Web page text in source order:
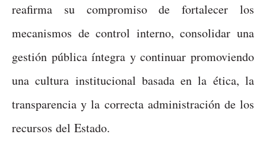
reafirma su compromiso de fortalecer los
mecanismos de control interno, consolidar una
gestión pública íntegra y continuar promoviendo
una cultura institucional basada en la ética, la
transparencia y la correcta administración de los
recursos del Estado.